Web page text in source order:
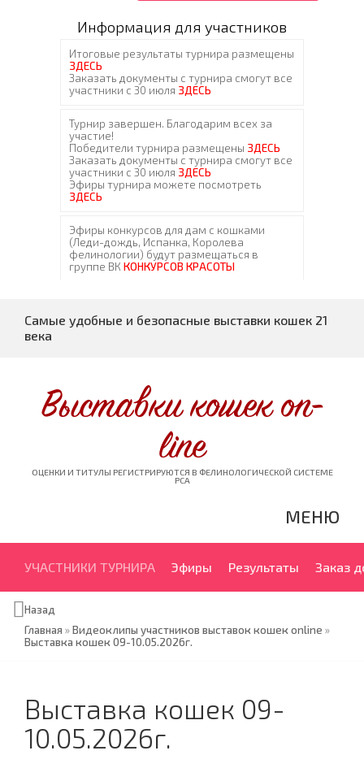
Информация для участников
Самые удобные и безопасные выставки кошек 21
века
Выставки кошек on-
line
ОЦЕНКИ И ТИТУЛЫ РЕГИСТРИРУЮТСЯ В ФЕЛИНОЛОГИЧЕСКОЙ СИСТЕМЕ
PCA
МЕНЮ
УЧАСТНИКИ ТУРНИРА Эфиры Результаты Заказ
Назад
Главная »Видеоклипы участников выставок кошек online »
Выставка кошек 09-10.05.2026г.
Выставка кошек 09-
10.05.2026г.